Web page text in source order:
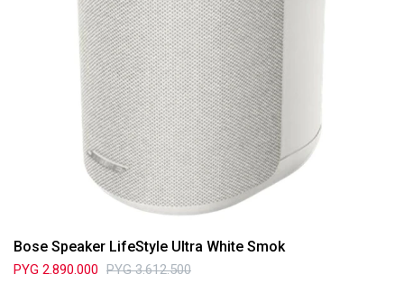
Bose Speaker LifeStyle Ultra White Smok
PYG 2.890.000 PYG 3.612.500